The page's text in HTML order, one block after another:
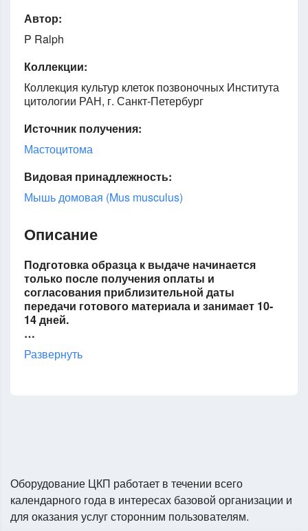
Автор:
P Ralph
Коллекции:
Коллекция культур клеток позвоночных Института
цитологии РАН, г. Санкт-Петербург
Источник получения:
Мастоцитома
Видовая принадлежность:
Мышь домовая (Mus musculus)
Описание
Подготовка образца к выдаче начинается
только после получения оплаты и
согласования приблизительной даты
передачи готового материала и занимает 10-
14 дней.
…
Развернуть
Оборудование ЦКП работает в течении всего
календарного года в интересах базовой организации и
для оказания услуг сторонним пользователям.